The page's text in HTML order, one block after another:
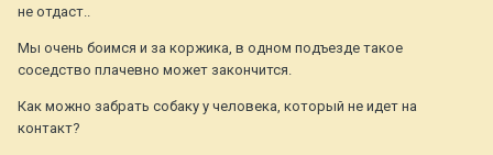
не отдаст..
Мы очень боимся и за коржика, в одном подъезде такое
соседство плачевно может закончится.
Как можно забрать собаку у человека, который не идет на
контакт?